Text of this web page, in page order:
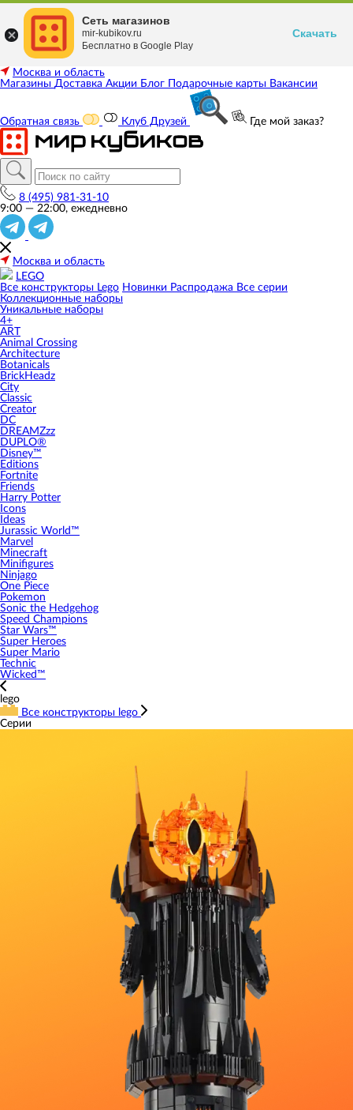
Москва и область
Магазины Доставка Акции Блог Подарочные карты Вакансии
Обратная связь Клуб Друзей Где мой заказ?
8 (495) 981-31-10
9:00 — 22:00, ежедневно
Москва и область
LEGO
Все конструкторы Lego Новинки Распродажа Все серии
Коллекционные наборы
Уникальные наборы
4+
ART
Animal Crossing
Architecture
Botanicals
BrickHeadz
City
Classic
Creator
DC
DREAMZzz
DUPLO®
Disney™
Editions
Fortnite
Friends
Harry Potter
Icons
Ideas
Jurassic World™
Marvel
Minecraft
Minifigures
Ninjago
One Piece
Pokemon
Sonic the Hedgehog
Speed Champions
Star Wars™
Super Heroes
Super Mario
Technic
Wicked™
lego
Все конструкторы lego
Серии
Сеть магазинов
mir-kubikov.ru
Бесплатно в Google Play
Скачать